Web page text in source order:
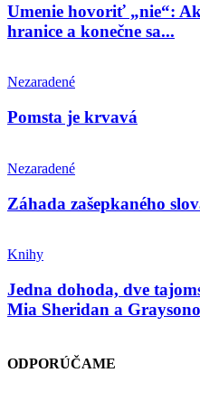
Umenie hovoriť „nie“:
hranice a konečne sa...
Nezaradené
Pomsta je krvavá
Nezaradené
Záhada zašepkaného
Knihy
Jedna dohoda, dve
Mia Sheridan a
ODPORÚČAME